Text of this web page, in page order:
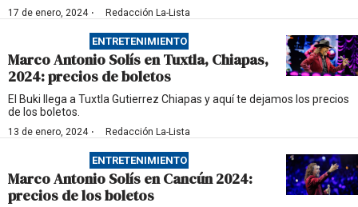
17 de enero, 2024· Redacción La-Lista
ENTRETENIMIENTO
Marco Antonio Solís en Tuxtla, Chiapas,
2024: precios de boletos
El Buki llega a Tuxtla Gutierrez Chiapas y aquí te dejamos los precios
de los boletos.
13 de enero, 2024· Redacción La-Lista
ENTRETENIMIENTO
Marco Antonio Solís en Cancún 2024:
precios de los boletos